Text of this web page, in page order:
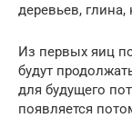
деревьев,
Из первых яиц
будут
для будущего
появляется